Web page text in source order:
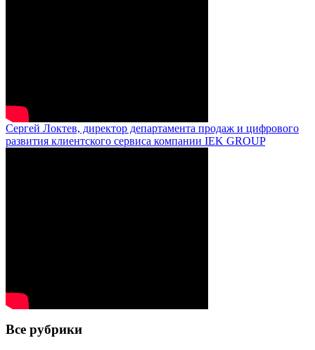
Сергей Локтев, директор департамента продаж и цифрового
развития клиентского сервиса компании IEK GROUP
Все рубрики